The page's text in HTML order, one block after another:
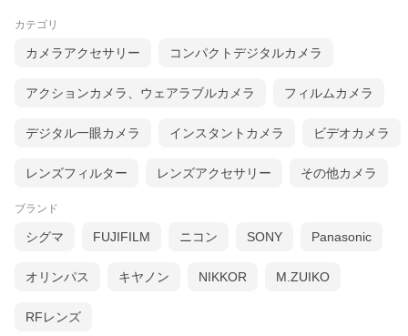
カテゴリ
カメラアクセサリー コンパクトデジタルカメラ
アクションカメラ、ウェアラブルカメラ フィルムカメラ
デジタル一眼カメラ インスタントカメラ ビデオカメラ
レンズフィルター レンズアクセサリー その他カメラ
ブランド
シグマ FUJIFILM ニコン SONY Panasonic
オリンパス キヤノン NIKKOR M.ZUIKO
RFレンズ